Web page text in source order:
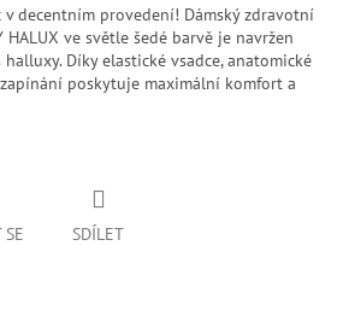
v decentním provedení! Dámský zdravotní
ve světle šedé barvě je navržen
Díky elastické vsadce, anatomické
poskytuje maximální komfort a
SE SDÍLET